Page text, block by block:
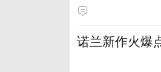
诺兰新作火爆